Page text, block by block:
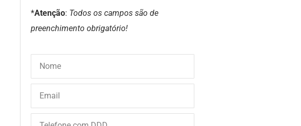
*Atenção: Todos os campos são de
preenchimento obrigatório!